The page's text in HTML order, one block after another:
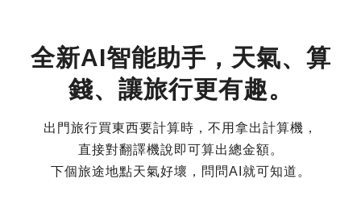
全新AI智能助手，天氣、算
錢、讓旅行更有趣。
出門旅行買東西要計算時，不用拿出計算機，
直接對翻譯機說即可算出總金額。
下個旅途地點天氣好壞，問問AI就可知道。